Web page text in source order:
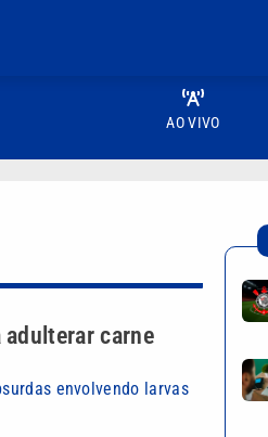
AO VIVO
carne
envolvendo larvas